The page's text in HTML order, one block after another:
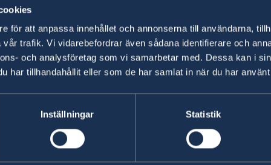
för att anpassa innehållet och annonserna till användarna,
trafik. Vi vidarebefordrar även sådana identifierare och
och analysföretag som vi samarbetar med. Dessa kan i
har tillhandahållit eller som de har samlat in när du har
Inställningar Statistik
El poder de autoridad, o
es
dar el poder de autoridad a otra persona para
ejemplo, recibir la decisión de la solicitud. No
Formulario de poder de autoridad
Última actualización 04 mar 2021, 10.40